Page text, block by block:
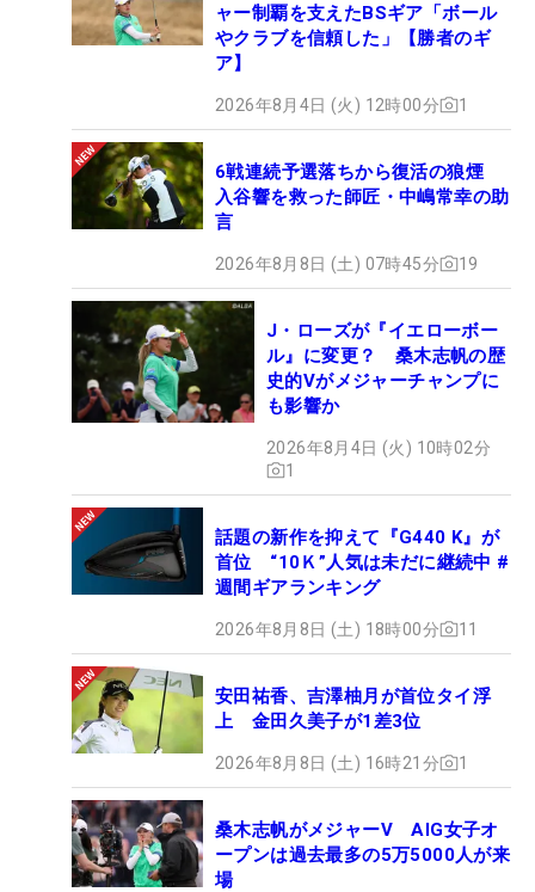
ャー制覇を支えたBSギア「ボール
やクラブを信頼した」【勝者のギ
ア】
2026年8月4日 (火) 12時00分 1
6戦連続予選落ちから復活の狼煙
入谷響を救った師匠・中嶋常幸の助
言
2026年8月8日 (土) 07時45分 19
J・ローズが『イエローボー
ル』に変更？ 桑木志帆の歴
史的Vがメジャーチャンプに
も影響か
2026年8月4日 (火) 10時02分
1
話題の新作を抑えて『G440 K』が
首位 “10Ｋ”人気は未だに継続中 #
週間ギアランキング
2026年8月8日 (土) 18時00分 11
安田祐香、吉澤柚月が首位タイ浮
上 金田久美子が1差3位
2026年8月8日 (土) 16時21分 1
桑木志帆がメジャーV AIG女子オ
ープンは過去最多の5万5000人が来
場